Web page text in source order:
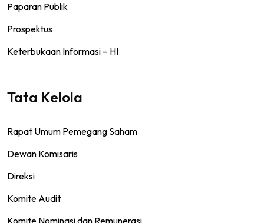
Paparan Publik
Prospektus
Keterbukaan Informasi – HI
Tata Kelola
Rapat Umum Pemegang Saham
Dewan Komisaris
Direksi
Komite Audit